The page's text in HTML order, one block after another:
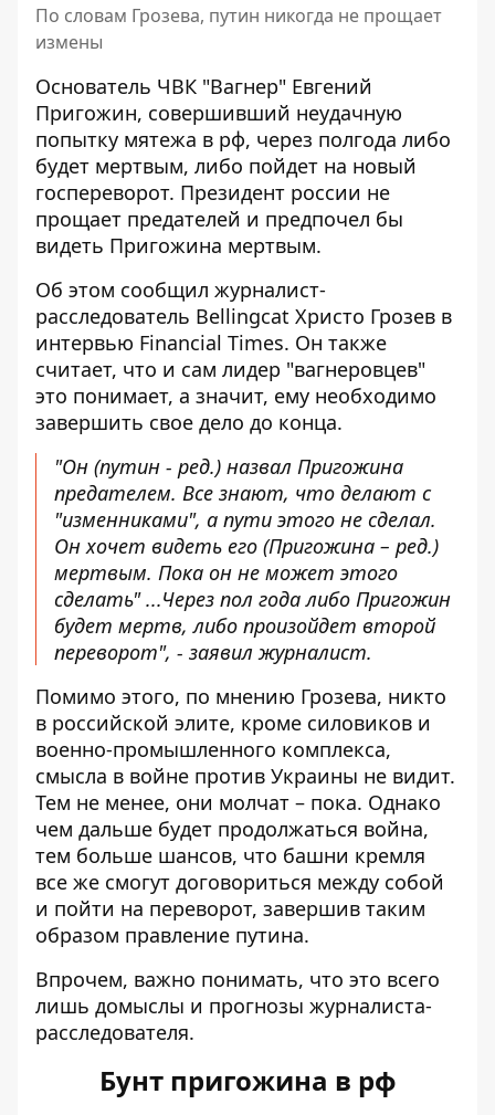
По словам Грозева, путин никогда не прощает
измены
Основатель ЧВК "Вагнер" Евгений
Пригожин, совершивший неудачную
попытку мятежа в рф, через полгода либо
будет мертвым, либо пойдет на новый
госпереворот. Президент россии не
прощает предателей и предпочел бы
видеть Пригожина мертвым.
Об этом сообщил журналист-
расследователь Bellingcat Христо Грозев в
интервью Financial Times. Он также
считает, что и сам лидер "вагнеровцев"
это понимает, а значит, ему необходимо
завершить свое дело до конца.
"Он (путин - ред.) назвал Пригожина
предателем. Все знают, что делают с
"изменниками", а пути этого не сделал.
Он хочет видеть его (Пригожина – ред.)
мертвым. Пока он не может этого
сделать" ...Через пол года либо Пригожин
будет мертв, либо произойдет второй
переворот", - заявил журналист.
Помимо этого, по мнению Грозева, никто
в российской элите, кроме силовиков и
военно-промышленного комплекса,
смысла в войне против Украины не видит.
Тем не менее, они молчат – пока. Однако
чем дальше будет продолжаться война,
тем больше шансов, что башни кремля
все же смогут договориться между собой
и пойти на переворот, завершив таким
образом правление путина.
Впрочем, важно понимать, что это всего
лишь домыслы и прогнозы журналиста-
расследователя.
Бунт пригожина в рф